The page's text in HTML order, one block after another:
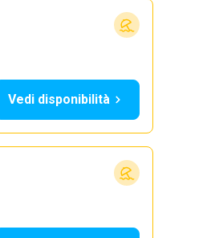
Vedi disponibilità